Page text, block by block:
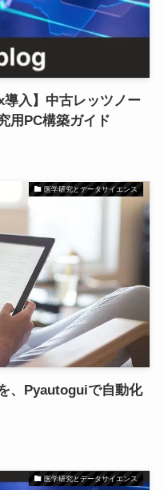
導入】中古レッツノー
用PC構築ガイド
医学研究とデータサイエンス
、Pyautoguiで自動化
医学研究とデータサイエンス